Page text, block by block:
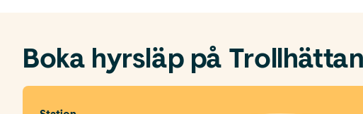
Boka hyrsläp på